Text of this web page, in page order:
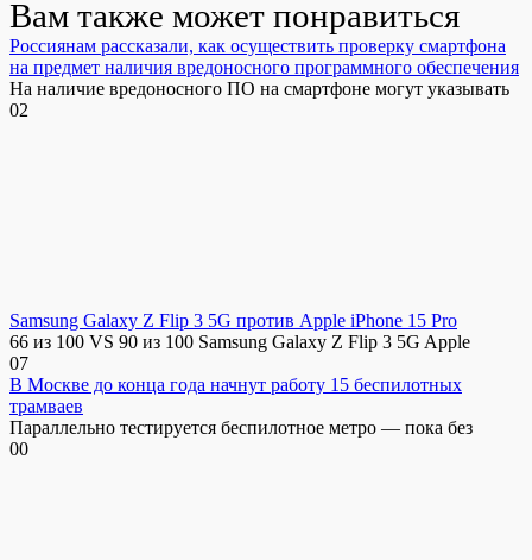
Вам также может понравиться
Россиянам рассказали, как осуществить проверку смартфона
на предмет наличия вредоносного программного обеспечения
На наличие вредоносного ПО на смартфоне могут указывать
02
Samsung Galaxy Z Flip 3 5G против Apple iPhone 15 Pro
66 из 100 VS 90 из 100 Samsung Galaxy Z Flip 3 5G Apple
07
В Москве до конца года начнут работу 15 беспилотных
трамваев
Параллельно тестируется беспилотное метро — пока без
00